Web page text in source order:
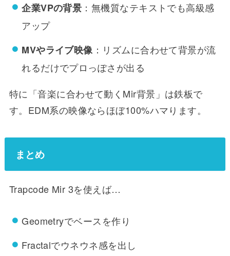
企業VPの背景 ：無機質なテキストでも高級感
アップ
MVやライブ映像 ：リズムに合わせて背景が流
れるだけでプロっぽさが出る
特に「音楽に合わせて動くMir背景」は鉄板で
す。EDM系の映像ならほぼ100%ハマります。
まとめ
Trapcode Mir 3を使えば…
Geometryでベースを作り
Fractalでウネウネ感を出し